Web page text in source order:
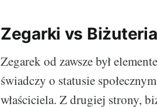
Zegarki vs
Zegarek od zawsze był
świadczy o statusie
właściciela. Z drugiej strony,